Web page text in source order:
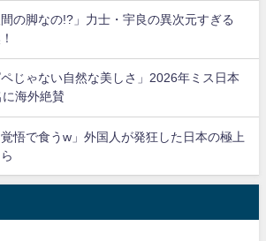
間の脚なの!?」力士・宇良の異次元すぎる
ペじゃない自然な美しさ」2026年ミス日本
海外絶賛
覚悟で食うw」外国人が発狂した日本の極上